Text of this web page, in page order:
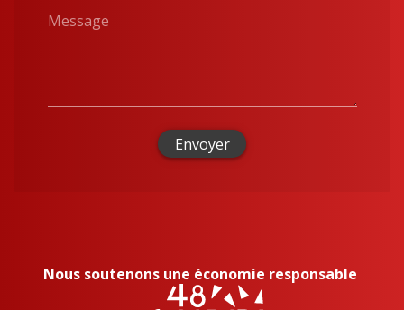
Message
Envoyer
Nous soutenons une économie responsable